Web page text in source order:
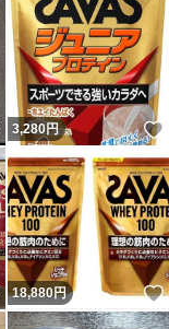
いいね！
3,280円
いいね！
18,880円